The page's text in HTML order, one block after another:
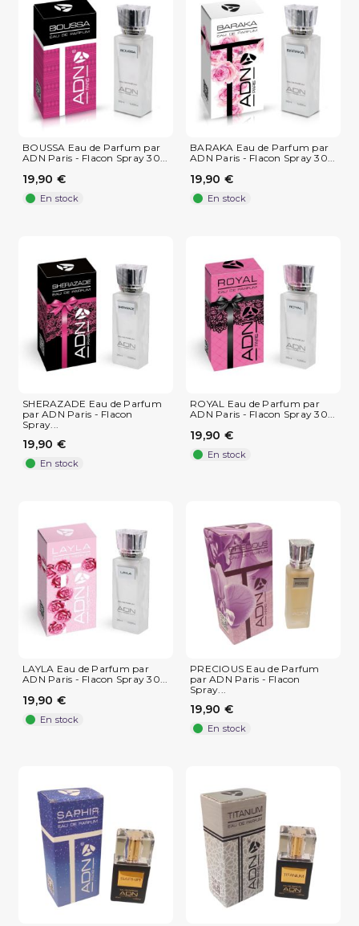
BOUSSA Eau de Parfum par
ADN Paris - Flacon Spray 30...
19,90 €
En stock
BARAKA Eau de Parfum par
ADN Paris - Flacon Spray 30...
19,90 €
En stock
SHERAZADE Eau de Parfum
par ADN Paris - Flacon
Spray...
19,90 €
En stock
ROYAL Eau de Parfum par
ADN Paris - Flacon Spray 30...
19,90 €
En stock
LAYLA Eau de Parfum par
ADN Paris - Flacon Spray 30...
19,90 €
En stock
PRECIOUS Eau de Parfum
par ADN Paris - Flacon
Spray...
19,90 €
En stock